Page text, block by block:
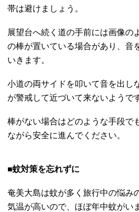
帯は避けましょう。
展望台へ続く道の手前には画像の
の棒が置いている場合があり、音
いきます。
小道の両サイドを叩いて音を出し
が警戒して近づいて来ないようで
棒がない場合はどのような手段で
ながら安全に進んでください。
■蚊対策を忘れずに
奄美大島は蚊が多く旅行中の悩み
気温が高いので、ほぼ年中蚊がい